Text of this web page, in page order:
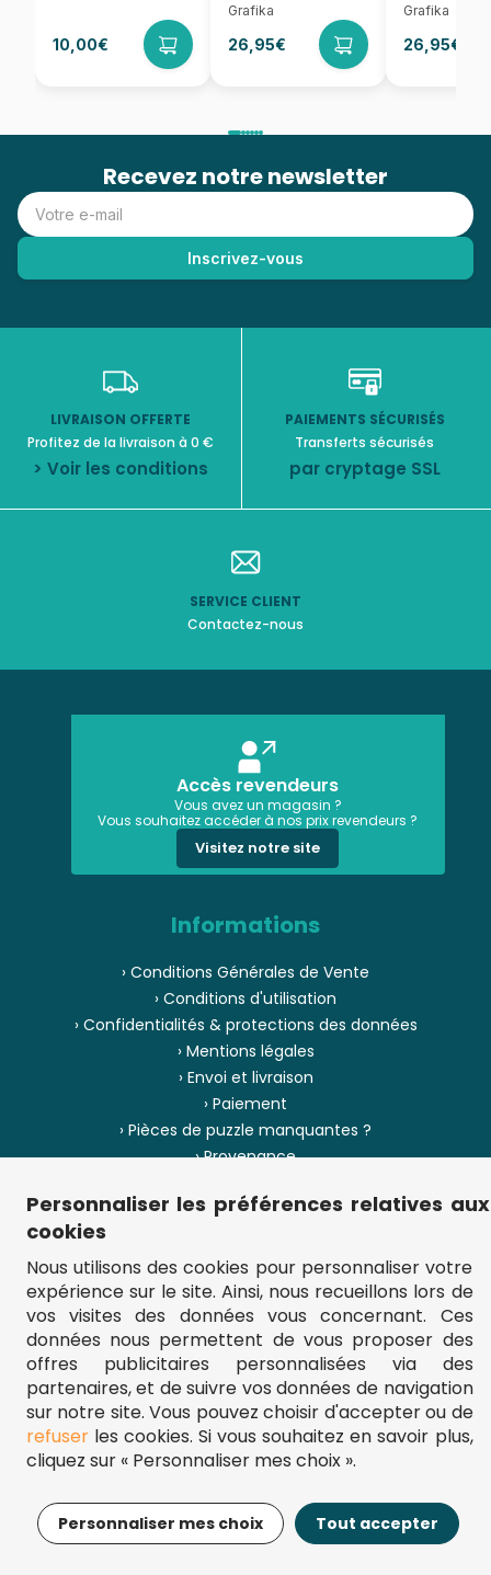
10,00€
Grafika
26,95€
Grafika
26,95€
26,95€ Ajouter au panier
Recevez notre newsletter
LIVRAISON OFFERTE
Profitez de la livraison à 0 €
> Voir les conditions
PAIEMENTS SÉCURISÉS
Transferts sécurisés
par cryptage SSL
SERVICE CLIENT
Contactez-nous
Accès revendeurs
Vous avez un magasin ?
Vous souhaitez accéder à nos prix revendeurs ?
Visitez notre site
Informations
› Conditions Générales de Vente
› Conditions d'utilisation
› Confidentialités & protections des données
› Mentions légales
› Envoi et livraison
› Paiement
› Pièces de puzzle manquantes ?
› Provenance
› Plan du site
** Frais d'envoi = 6,95 € (France) / gratuit à partir de 45 €.
fou-de-puzzle.com : le site référence pour acheter des puzzles de
qualité à bon prix.
© Fou-de-puzzle.com 2011 - 2026
Personnaliser les préférences relatives aux
cookies
Nous utilisons des cookies pour personnaliser votre
expérience sur le site. Ainsi, nous recueillons lors de
vos visites des données vous concernant. Ces
données nous permettent de vous proposer des
offres publicitaires personnalisées via des
partenaires, et de suivre vos données de navigation
sur notre site. Vous pouvez choisir d'accepter ou de
refuserles cookies. Si vous souhaitez en savoir plus,
cliquez sur « Personnaliser mes choix ».
Personnaliser mes choix Tout accepter